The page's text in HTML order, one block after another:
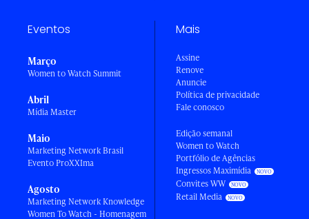
Eventos
Março
Women to Watch Summit
Abril
Mídia Master
Maio
Marketing Network Brasil
Evento ProXXIma
Agosto
Marketing Network Knowledge
Women To Watch - Homenagem
Mais
Assine
Renove
Anuncie
Política de privacidade
Fale conosco
Edição semanal
Women to Watch
Portfólio de Agências
Ingressos Maximídia
Convites WW
Retail Media